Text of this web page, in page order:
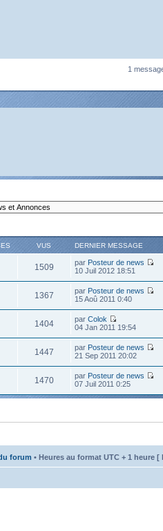
1
VUS DERNIER MESSAGE
1509 par Posteur de news
10 Juil 2012 18:51
1367 par Posteur de news
15 Aoû 2011 0:40
1404 par Colok
04 Jan 2011 19:54
1447 par Posteur de news
21 Sep 2011 20:02
1470 par Posteur de news
07 Juil 2011 0:25
forum • Heures au format UTC + 1 heure [